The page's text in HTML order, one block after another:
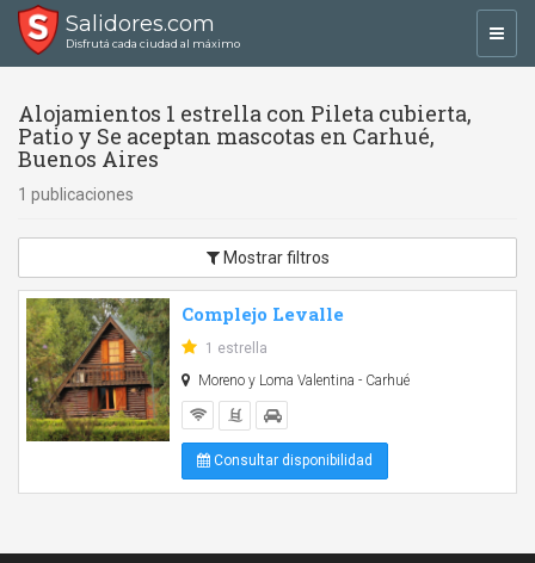
Salidores.com
Disfrutá cada ciudad al máximo
Alojamientos 1 estrella con Pileta cubierta,
Patio y Se aceptan mascotas en Carhué,
Buenos Aires
1 publicaciones
Mostrar filtros
Complejo Levalle
1 estrella
Moreno y Loma Valentina - Carhué
Consultar disponibilidad